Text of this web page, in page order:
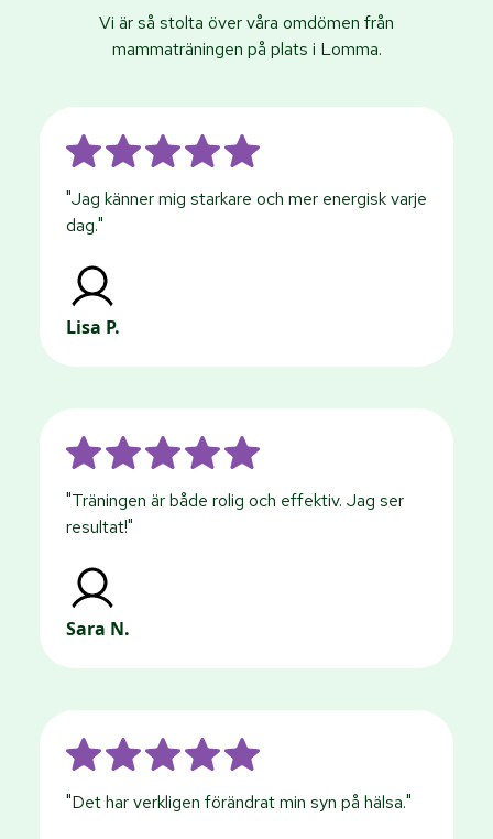
Vi är så stolta över våra omdömen från
mammaträningen på plats i Lomma.
"Jag känner mig starkare och mer energisk varje
dag."
Lisa P.
"Träningen är både rolig och effektiv. Jag ser
resultat!"
Sara N.
"Det har verkligen förändrat min syn på hälsa."